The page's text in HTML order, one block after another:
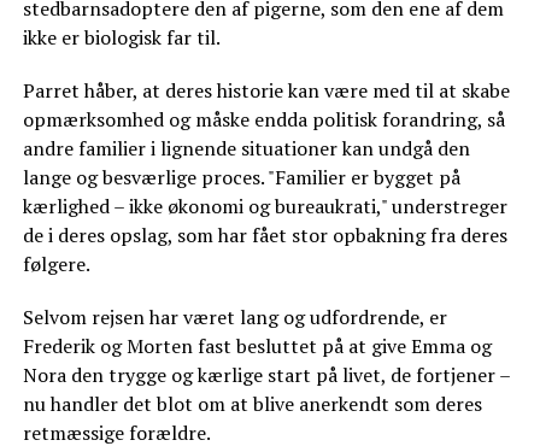
stedbarnsadoptere den af pigerne, som den ene af dem
ikke er biologisk far til.
Parret håber, at deres historie kan være med til at skabe
opmærksomhed og måske endda politisk forandring, så
andre familier i lignende situationer kan undgå den
lange og besværlige proces. "Familier er bygget på
kærlighed – ikke økonomi og bureaukrati," understreger
de i deres opslag, som har fået stor opbakning fra deres
følgere.
Selvom rejsen har været lang og udfordrende, er
Frederik og Morten fast besluttet på at give Emma og
Nora den trygge og kærlige start på livet, de fortjener –
nu handler det blot om at blive anerkendt som deres
retmæssige forældre.